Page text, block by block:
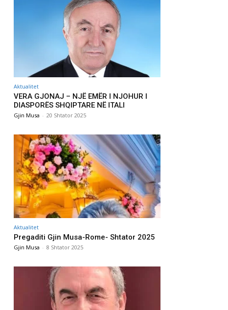
Aktualitet
VERA GJONAJ – NJË EMËR I NJOHUR I
DIASPORËS SHQIPTARE NË ITALI
Gjin Musa - 20 Shtator 2025
Aktualitet
Pregaditi Gjin Musa-Rome- Shtator 2025
Gjin Musa - 8 Shtator 2025